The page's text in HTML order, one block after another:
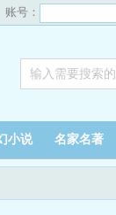
账号：
小说 名家名著